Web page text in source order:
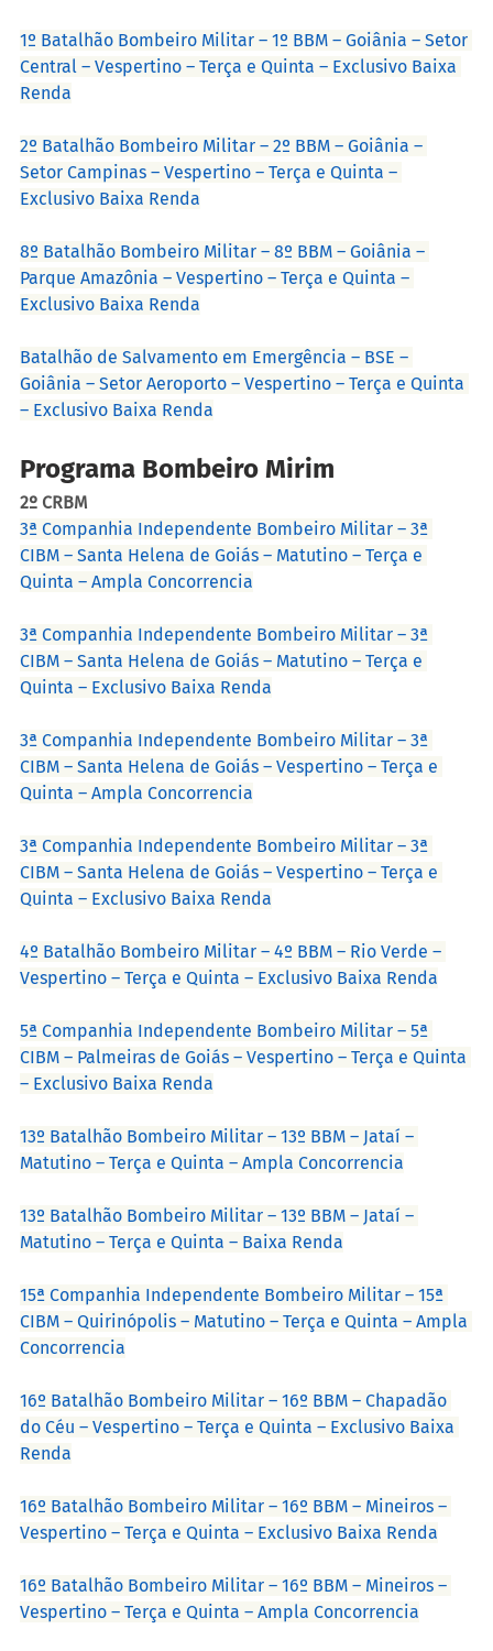
1º Batalhão Bombeiro Militar – 1º BBM – Goiânia – Setor
Central – Vespertino – Terça e Quinta – Exclusivo Baixa
Renda
2º Batalhão Bombeiro Militar – 2º BBM – Goiânia –
Setor Campinas – Vespertino – Terça e Quinta –
Exclusivo Baixa Renda
8º Batalhão Bombeiro Militar – 8º BBM – Goiânia –
Parque Amazônia – Vespertino – Terça e Quinta –
Exclusivo Baixa Renda
Batalhão de Salvamento em Emergência – BSE –
Goiânia – Setor Aeroporto – Vespertino – Terça e Quinta
– Exclusivo Baixa Renda
Programa Bombeiro Mirim
2º CRBM
3ª Companhia Independente Bombeiro Militar – 3ª
CIBM – Santa Helena de Goiás – Matutino – Terça e
Quinta – Ampla Concorrencia
3ª Companhia Independente Bombeiro Militar – 3ª
CIBM – Santa Helena de Goiás – Matutino – Terça e
Quinta – Exclusivo Baixa Renda
3ª Companhia Independente Bombeiro Militar – 3ª
CIBM – Santa Helena de Goiás – Vespertino – Terça e
Quinta – Ampla Concorrencia
3ª Companhia Independente Bombeiro Militar – 3ª
CIBM – Santa Helena de Goiás – Vespertino – Terça e
Quinta – Exclusivo Baixa Renda
4º Batalhão Bombeiro Militar – 4º BBM – Rio Verde –
Vespertino – Terça e Quinta – Exclusivo Baixa Renda
5ª Companhia Independente Bombeiro Militar – 5ª
CIBM – Palmeiras de Goiás – Vespertino – Terça e Quinta
– Exclusivo Baixa Renda
13º Batalhão Bombeiro Militar – 13º BBM – Jataí –
Matutino – Terça e Quinta – Ampla Concorrencia
13º Batalhão Bombeiro Militar – 13º BBM – Jataí –
Matutino – Terça e Quinta – Baixa Renda
15ª Companhia Independente Bombeiro Militar – 15ª
CIBM – Quirinópolis – Matutino – Terça e Quinta – Ampla
Concorrencia
16º Batalhão Bombeiro Militar – 16º BBM – Chapadão
do Céu – Vespertino – Terça e Quinta – Exclusivo Baixa
Renda
16º Batalhão Bombeiro Militar – 16º BBM – Mineiros –
Vespertino – Terça e Quinta – Exclusivo Baixa Renda
16º Batalhão Bombeiro Militar – 16º BBM – Mineiros –
Vespertino – Terça e Quinta – Ampla Concorrencia